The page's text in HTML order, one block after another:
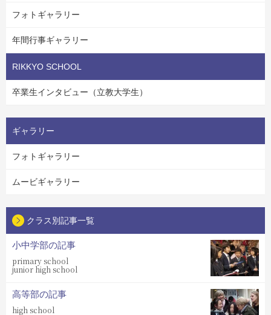
フォトギャラリー
年間行事ギャラリー
RIKKYO SCHOOL
卒業生インタビュー（立教大学生）
ギャラリー
フォトギャラリー
ムービギャラリー
クラス別記事一覧
小中学部の記事
primary school
junior high school
高等部の記事
high school